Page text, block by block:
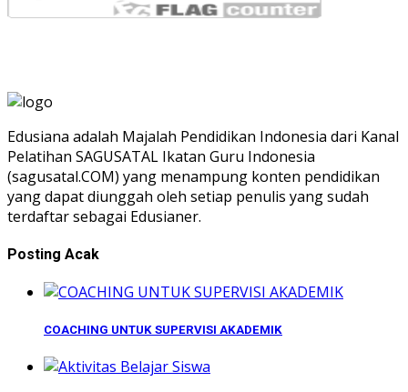
Edusiana adalah Majalah Pendidikan Indonesia dari Kanal
Pelatihan SAGUSATAL Ikatan Guru Indonesia
(sagusatal.COM) yang menampung konten pendidikan
yang dapat diunggah oleh setiap penulis yang sudah
terdaftar sebagai Edusianer.
Posting Acak
COACHING UNTUK SUPERVISI AKADEMIK